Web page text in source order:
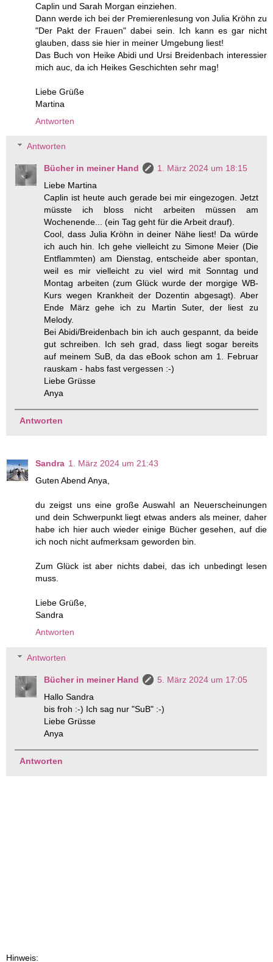
Caplin und Sarah Morgan einziehen.
Dann werde ich bei der Premierenlesung von Julia Kröhn zu
"Der Pakt der Frauen" dabei sein. Ich kann es gar nicht
glauben, dass sie hier in meiner Umgebung liest!
Das Buch von Heike Abidi und Ursi Breidenbach interessier
mich auc, da ich Heikes Geschichten sehr mag!
Liebe Grüße
Martina
Antworten
Antworten
Bücher in meiner Hand
1. März 2024 um 18:15
Liebe Martina
Caplin ist heute auch gerade bei mir eingezogen. Jetzt
müsste ich bloss nicht arbeiten müssen am
Wochenende... (ein Tag geht für die Arbeit drauf).
Cool, dass Julia Kröhn in deiner Nähe liest! Da würde
ich auch hin. Ich gehe vielleicht zu Simone Meier (Die
Entflammten) am Dienstag, entscheide aber spontan,
weil es mir vielleicht zu viel wird mit Sonntag und
Montag arbeiten (zum Glück wurde der morgige WB-
Kurs wegen Krankheit der Dozentin abgesagt). Aber
Ende März gehe ich zu Martin Suter, der liest zu
Melody.
Bei Abidi/Breidenbach bin ich auch gespannt, da beide
gut schreiben. Ich seh grad, dass liegt sogar bereits
auf meinem SuB, da das eBook schon am 1. Februar
rauskam - habs fast vergessen :-)
Liebe Grüsse
Anya
Antworten
Sandra 1. März 2024 um 21:43
Guten Abend Anya,
du zeigst uns eine große Auswahl an Neuerscheinungen
und dein Schwerpunkt liegt etwas anders als meiner, daher
habe ich hier auch wieder einige Bücher gesehen, auf die
ich noch nicht aufmerksam geworden bin.
Zum Glück ist aber nichts dabei, das ich unbedingt lesen
muss.
Liebe Grüße,
Sandra
Antworten
Antworten
Bücher in meiner Hand
5. März 2024 um 17:05
Hallo Sandra
bis froh :-) Ich sag nur "SuB" :-)
Liebe Grüsse
Anya
Antworten
Hinweis: